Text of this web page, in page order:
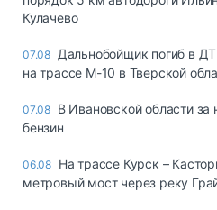
Кулачево
07.08 Дальнобойщик погиб в
на трассе М-10 в Тверской
07.08 В Ивановской области
бензин
06.08 На трассе Курск –
метровый мост через реку